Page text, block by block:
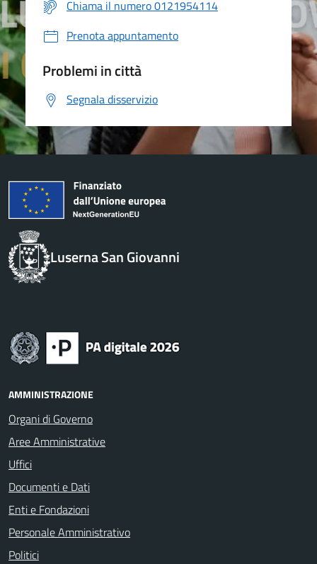
Chiama il numero 0121954114
Prenota appuntamento
Problemi in città
Segnala disservizio
Luserna San Giovanni
AMMINISTRAZIONE
Organi di Governo
Aree Amministrative
Uffici
Documenti e Dati
Enti e Fondazioni
Personale Amministrativo
Politici